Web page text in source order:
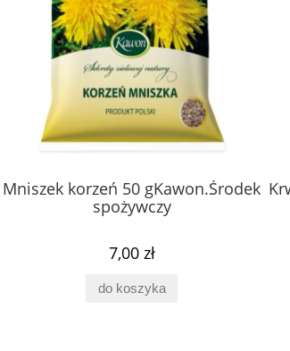
Mniszek korzeń 50 gKawon.Środek
spożywczy
7,00 zł
do koszyka